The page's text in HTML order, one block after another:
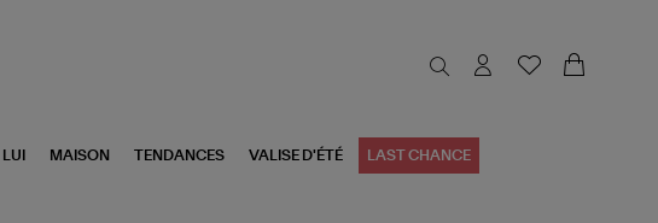
LUI MAISON TENDANCES VALISE D'ÉTÉ LAST CHANCE